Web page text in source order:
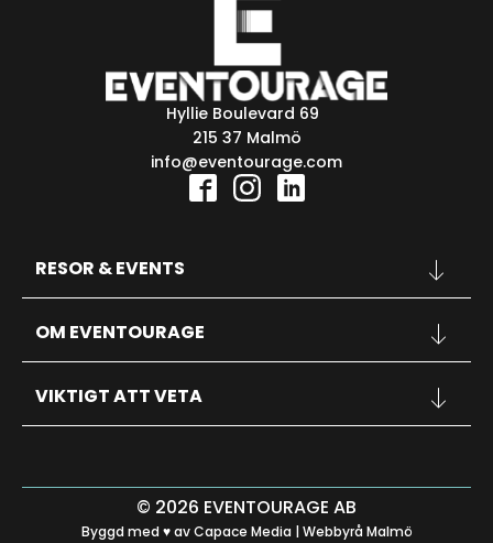
Hyllie Boulevard 69
215 37 Malmö
info@eventourage.com
RESOR & EVENTS
SPORT
KONSERTER
INSPIRATION
OM EVENTOURAGE
KONTAKT
FAQ
VIKTIGT ATT VETA
PRESENTKORT© 2026 EVENTOURAGE AB
Byggd med ♥ avCapace Media | Webbyrå Malmö